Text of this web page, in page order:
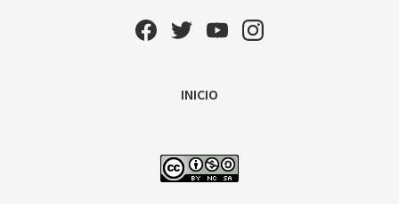
INICIO